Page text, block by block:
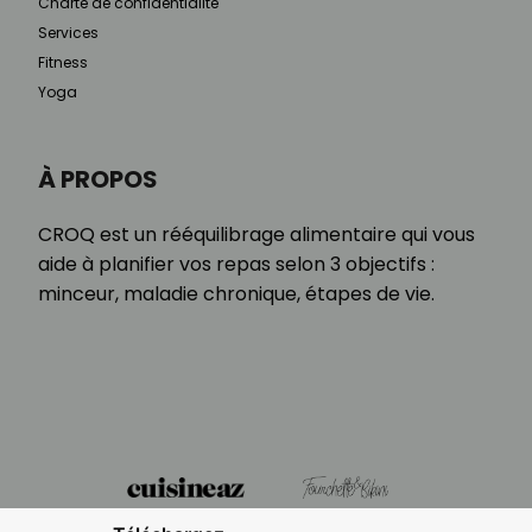
À PROPOS
CROQ est un rééquilibrage alimentaire qui vous
aide à planifier vos repas selon 3 objectifs :
minceur, maladie chronique, étapes de vie.
Services
Fitness
Yoga